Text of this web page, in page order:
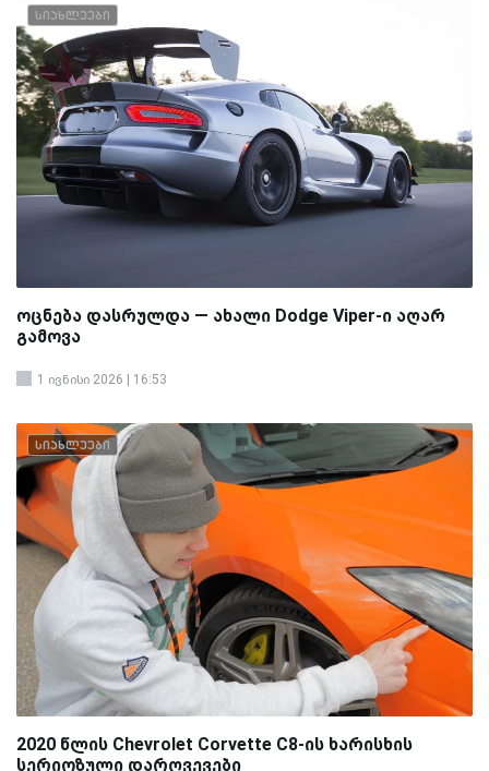
სიახლეები
ოცნება დასრულდა — ახალი Dodge Viper-ი აღარ
გამოვა
1 ივნისი 2026 | 16:53
სიახლეები
2020 წლის Chevrolet Corvette C8-ის ხარისხის
სერიოზული დარღვევები